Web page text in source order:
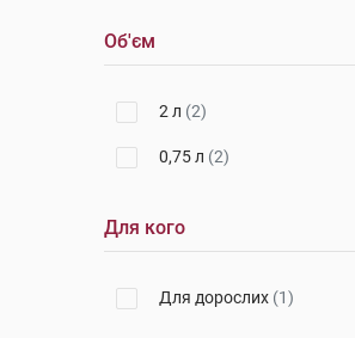
Об'єм
2 л (2)
0,75 л (2)
Для кого
Для дорослих (1)